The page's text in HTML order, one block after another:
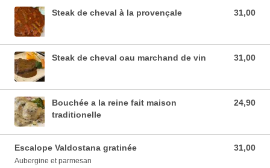
Steak de cheval à la provençale 31,00
31,00 EUR
Steak de cheval oau marchand de vin 31,00
31,00 EUR
Bouchée a la reine fait maison
traditionelle
24,90
24,90 EUR
Escalope Valdostana gratinée 31,00
31,00 EUR
Aubergine et parmesan